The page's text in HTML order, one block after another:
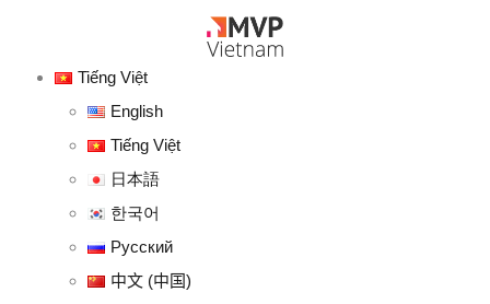
Tiếng Việt
English
Tiếng Việt
日本語
한국어
Русский
中文 (中国)